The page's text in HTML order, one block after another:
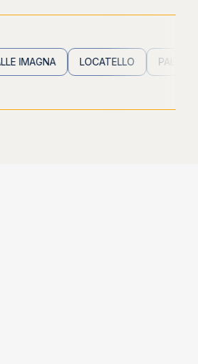
LOCATELLO PALADINA